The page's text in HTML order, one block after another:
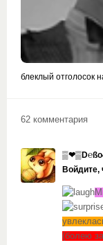
блеклый отголосок
62 комментария
Войдите,
(болею